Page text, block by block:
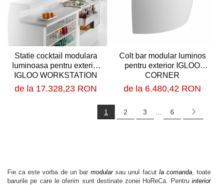
Statie cocktail modulara
luminoasa pentru exterior
IGLOO WORKSTATION
de la 17.328,23 RON
Colt bar modular luminos
pentru exterior IGLOO
CORNER
de la 6.480,42 RON
1 2 3 ... 6
Fie ca este vorba de un barmodularsau unul facut la comanda, toate
barurile pe care le oferim sunt destinate zonei HoReCa. Pentru interior